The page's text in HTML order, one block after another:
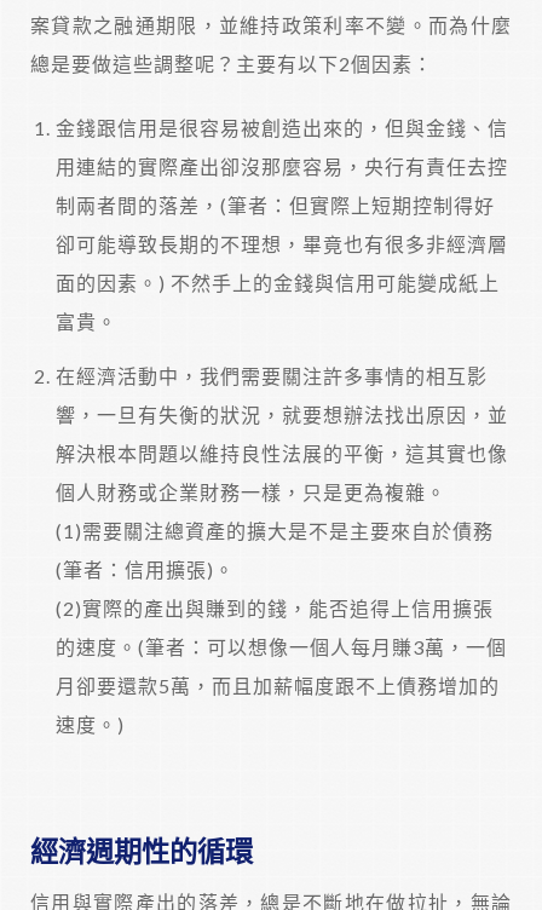
案貸款之融通期限，並維持政策利率不變。而為什麼
總是要做這些調整呢？主要有以下2個因素：
金錢跟信用是很容易被創造出來的，但與金錢、信
用連結的實際產出卻沒那麼容易，央行有責任去控
制兩者間的落差，(筆者：但實際上短期控制得好
卻可能導致長期的不理想，畢竟也有很多非經濟層
面的因素。) 不然手上的金錢與信用可能變成紙上
富貴。
在經濟活動中，我們需要關注許多事情的相互影
響，一旦有失衡的狀況，就要想辦法找出原因，並
解決根本問題以維持良性法展的平衡，這其實也像
個人財務或企業財務一樣，只是更為複雜。
(1)需要關注總資產的擴大是不是主要來自於債務
(筆者：信用擴張)。
(2)實際的產出與賺到的錢，能否追得上信用擴張
的速度。(筆者：可以想像一個人每月賺3萬，一個
月卻要還款5萬，而且加薪幅度跟不上債務增加的
速度。)
經濟週期性的循環
信用與實際產出的落差，總是不斷地在做拉扯，無論